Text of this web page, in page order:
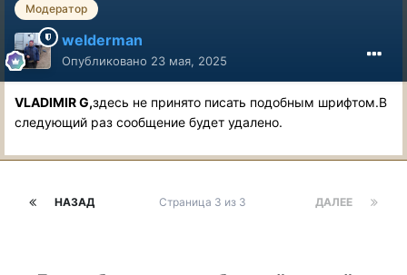
Модератор
welderman
Опубликовано 23 мая, 2025
VLADIMIR G,здесь не принято писать подобным шрифтом.В
следующий раз сообщение будет удалено.
НАЗАД ДАЛЕЕ
Страница 3 из 3